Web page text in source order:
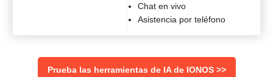
Chat en vivo
Asistencia por teléfono
Prueba las herramientas de IA de IONOS >>